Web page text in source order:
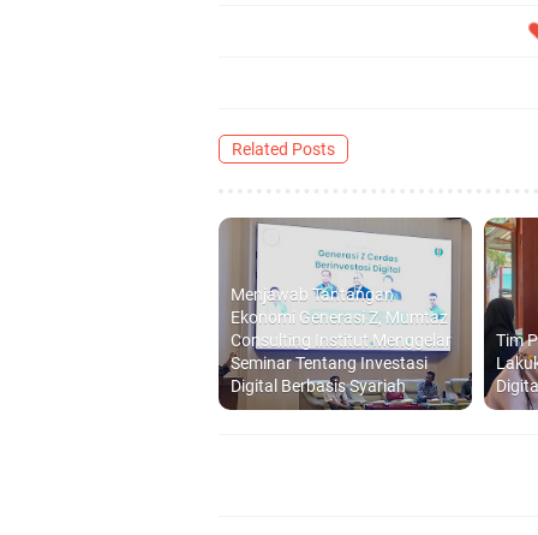
Related Posts
Menjawab Tantangan
Ekonomi Generasi Z, Mumtaz
Consulting Institut Menggelar
Seminar Tentang Investasi
Digital Berbasis Syariah
Tim